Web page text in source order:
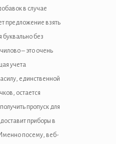
в случае
предложение взять
буквально без
– это очень
учета
единственной
остается
пропуск для
приборы в
посему, веб-